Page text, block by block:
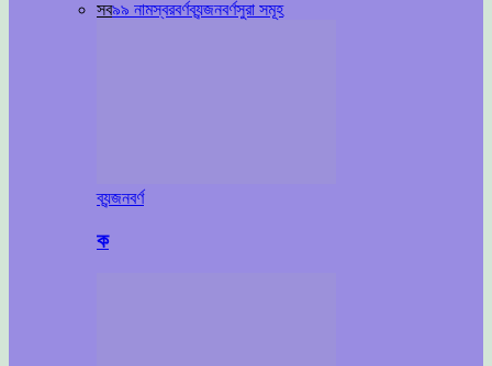
সব৯৯ নামস্বরবর্ণব্যন্জনবর্ণসুরা সমূহ
ব্যন্জনবর্ণ
ক